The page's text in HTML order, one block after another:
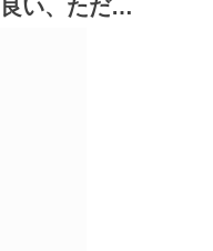
良い、ただ…